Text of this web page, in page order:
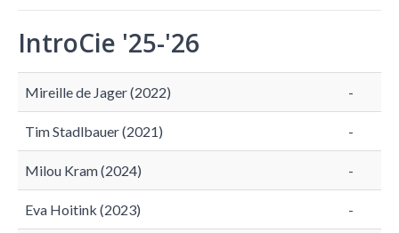
IntroCie '25-'26
Mireille de Jager (2022) -
Tim Stadlbauer (2021) -
Milou Kram (2024) -
Eva Hoitink (2023) -